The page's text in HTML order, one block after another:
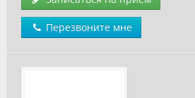
Перезвоните мне